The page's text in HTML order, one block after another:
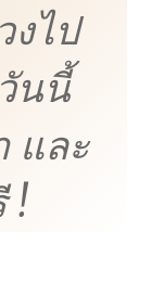
งไป
นนี้
และ
!